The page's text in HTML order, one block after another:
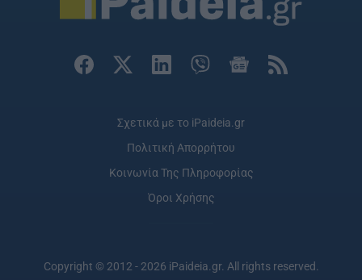
Σχετικά με το iPaideia.gr
Πολιτική Απορρήτου
Κοινωνία Της Πληροφορίας
Όροι Χρήσης
Copyright © 2012 - 2026 iPaideia.gr. All rights reserved.